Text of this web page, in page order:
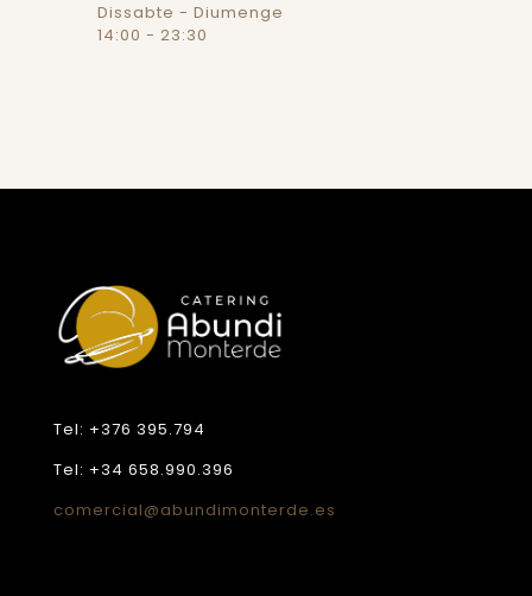
Dissabte - Diumenge
14:00 - 23:30
Tel: +376 395.794
Tel: +34 658.990.396
comercial@abundimonterde.es